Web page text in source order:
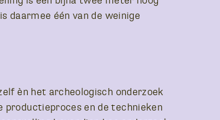
daarmee één van de weinige
èn het archeologisch onderzoek
en de technieken